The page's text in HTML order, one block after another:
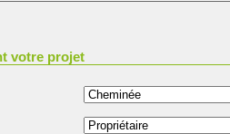
votre projet